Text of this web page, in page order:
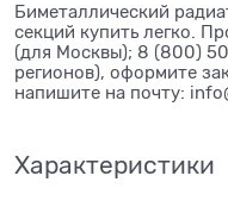
Биметаллический
секций купить легко.
(для Москвы); 8 (800)
регионов), оформите
напишите на почту:
Характеристики